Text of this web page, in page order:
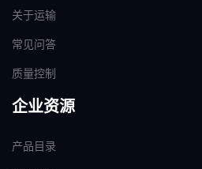
关于运输
常见问答
质量控制
企业资源
产品目录